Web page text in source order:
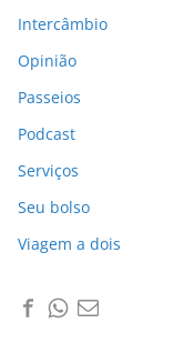
Intercâmbio
Opinião
Passeios
Podcast
Serviços
Seu bolso
Viagem a dois